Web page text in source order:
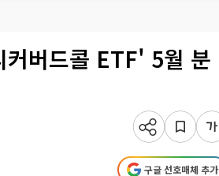
버드콜 ETF' 5월 분
구글 선호매체 추가